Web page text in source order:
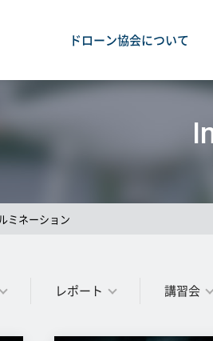
ドローン協会について
ミネーション
レポート 講習会